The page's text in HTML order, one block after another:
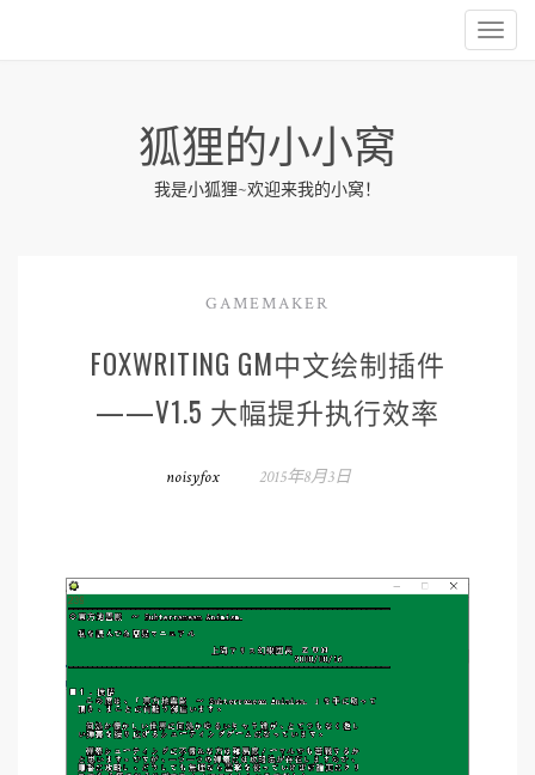
狐狸的小小窝
我是小狐狸~欢迎来我的小窝！
GAMEMAKER
FOXWRITING GM中文绘制插件
——V1.5 大幅提升执行效率
noisyfox 2015年8月3日